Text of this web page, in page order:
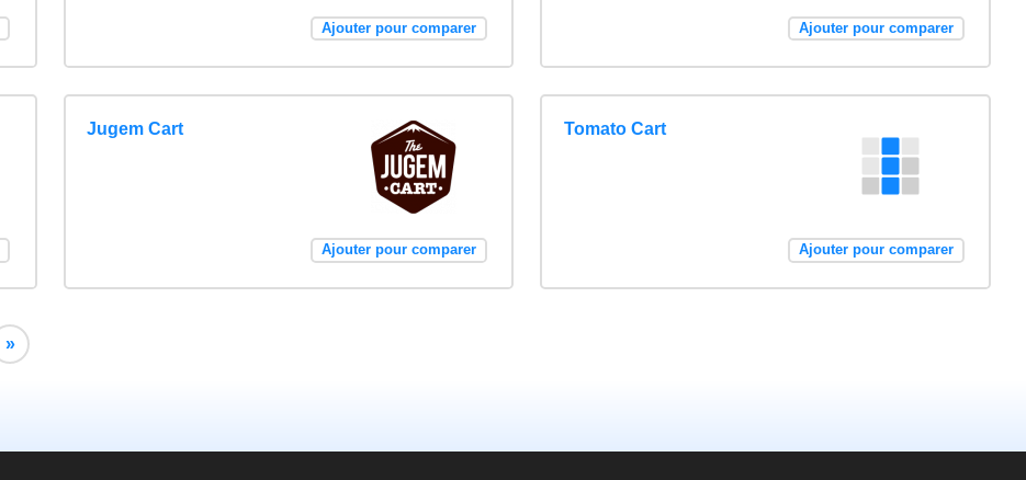
Ajouter pour comparer Ajouter pour comparer
Jugem Cart
Ajouter pour comparer
Tomato Cart
Ajouter pour comparer
»